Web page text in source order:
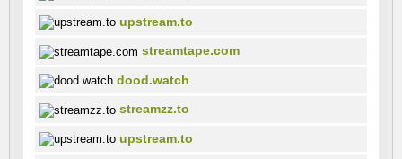
upstream.to
streamtape.com
dood.watch
streamzz.to
upstream.to